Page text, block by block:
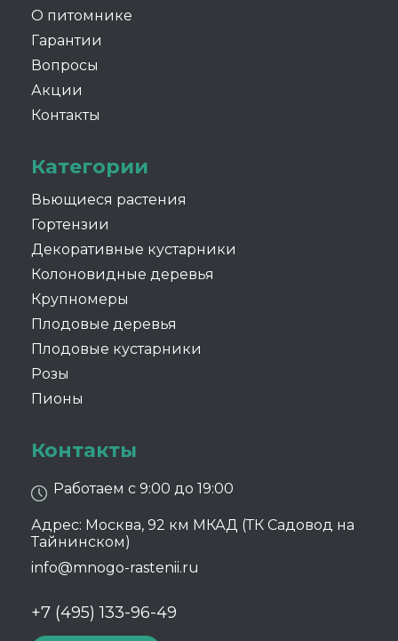
О питомнике
Гарантии
Вопросы
Акции
Контакты
Категории
Вьющиеся растения
Гортензии
Декоративные кустарники
Колоновидные деревья
Крупномеры
Плодовые деревья
Плодовые кустарники
Розы
Пионы
Контакты
Работаем с 9:00 до 19:00
Адрес: Москва, 92 км МКАД (ТК Садовод на
Тайнинском)
info@mnogo-rastenii.ru
+7 (495) 133-96-49